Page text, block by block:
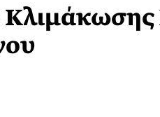
Κλιμάκωσης